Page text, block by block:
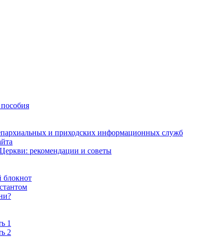
и приходских информационных служб
рекомендации и советы
блокнот
1
2